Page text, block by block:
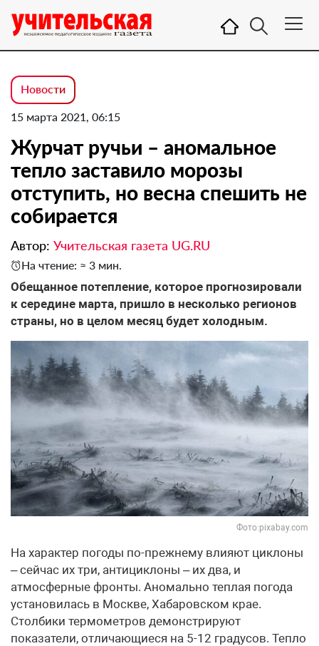
Новости
15 марта 2021, 06:15
Журчат ручьи – аномальное
тепло заставило морозы
отступить, но весна спешить не
собирается
Автор: Учительская газета UG.RU
На чтение: ≈ 3 мин.
Обещанное потепление, которое прогнозировали
к середине марта, пришло в несколько регионов
страны, но в целом месяц будет холодным.
Фото:pixabay.com
На характер погоды по-прежнему влияют циклоны
– сейчас их три, антициклоны – их два, и
атмосферные фронты. Аномально теплая погода
установилась в Москве, Хабаровском крае.
Столбики термометров демонстрируют
показатели, отличающиеся на 5-12 градусов. Тепло